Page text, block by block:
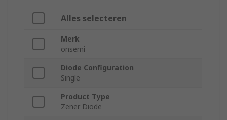
Alles selecteren
Merk
onsemi
Diode Configuration
Single
Product Type
Zener Diode